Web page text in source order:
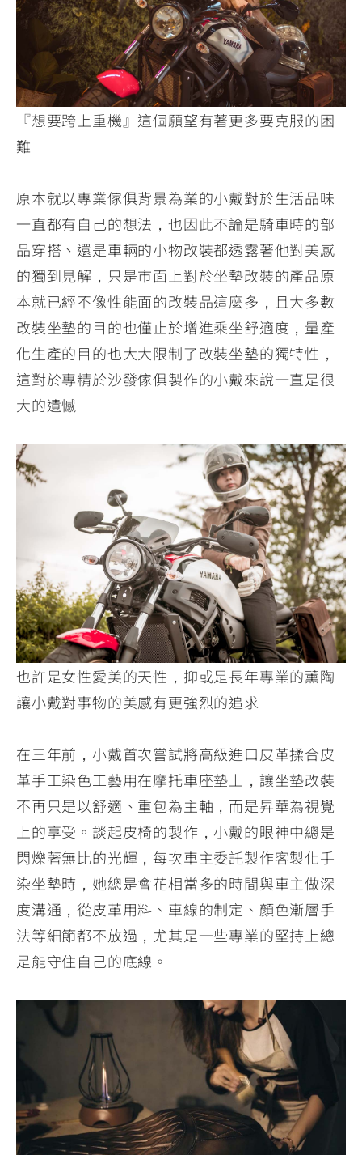
『想要跨上重機』這個願望有著更多要克服的困
難
原本就以專業傢俱背景為業的小戴對於生活品味
一直都有自己的想法，也因此不論是騎車時的部
品穿搭、還是車輛的小物改裝都透露著他對美感
的獨到見解，只是市面上對於坐墊改裝的產品原
本就已經不像性能面的改裝品這麼多，且大多數
改裝坐墊的目的也僅止於增進乘坐舒適度，量產
化生產的目的也大大限制了改裝坐墊的獨特性，
這對於專精於沙發傢俱製作的小戴來說一直是很
大的遺憾
也許是女性愛美的天性，抑或是長年專業的薰陶
讓小戴對事物的美感有更強烈的追求
在三年前，小戴首次嘗試將高級進口皮革揉合皮
革手工染色工藝用在摩托車座墊上，讓坐墊改裝
不再只是以舒適、重包為主軸，而是昇華為視覺
上的享受。談起皮椅的製作，小戴的眼神中總是
閃爍著無比的光輝，每次車主委託製作客製化手
染坐墊時，她總是會花相當多的時間與車主做深
度溝通，從皮革用料、車線的制定、顏色漸層手
法等細節都不放過，尤其是一些專業的堅持上總
是能守住自己的底線。